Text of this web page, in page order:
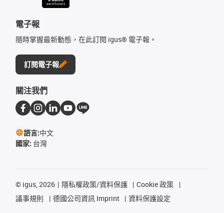
電子報
隨時掌握最新動態，在此訂閱 igus® 電子報。
訂閱電子報
關注我們
語言:中文
國家: 台灣
© igus, 2026 隱私權政策/資料保護
Cookie 政策
議事規則
德國公司資訊 Imprint 資料保護設定